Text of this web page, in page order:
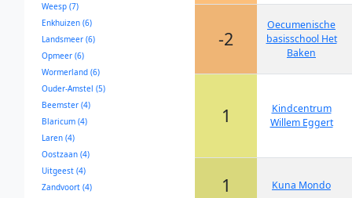
Weesp (7)
Enkhuizen (6)
Landsmeer (6)
Opmeer (6)
Wormerland (6)
Ouder-Amstel (5)
Beemster (4)
Blaricum (4)
Laren (4)
Oostzaan (4)
Uitgeest (4)
Zandvoort (4)
-2
Oecumenische
basisschool Het
Baken
1
Kindcentrum
Willem Eggert
1 Kuna Mondo